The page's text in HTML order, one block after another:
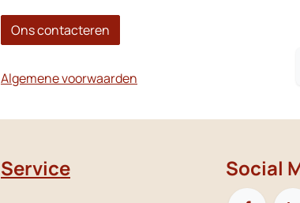
Ons contacteren
Algemene voorwaarden
Service Social